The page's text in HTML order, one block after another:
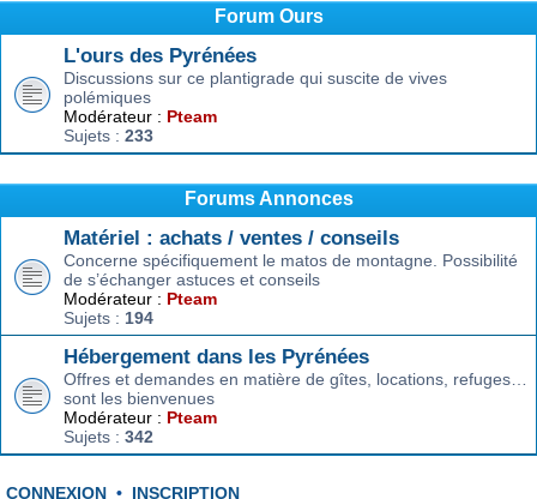
Forum Ours
L'ours des Pyrénées
Discussions sur ce plantigrade qui suscite de vives
polémiques
Modérateur : Pteam
Sujets : 233
Forums Annonces
Matériel : achats / ventes / conseils
Concerne spécifiquement le matos de montagne. Possibilité
de s’échanger astuces et conseils
Modérateur : Pteam
Sujets : 194
Hébergement dans les Pyrénées
Offres et demandes en matière de gîtes, locations, refuges…
sont les bienvenues
Modérateur : Pteam
Sujets : 342
CONNEXION • INSCRIPTION